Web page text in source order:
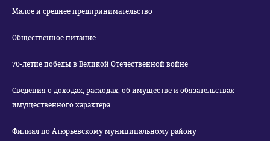
Малое и среднее предпринимательство
Общественное питание
70-летие победы в Великой Отечественной войне
Сведения о доходах, расходах, об имуществе и обязательствах
имущественного характера
Филиал по Атюрьевскому муниципальному району